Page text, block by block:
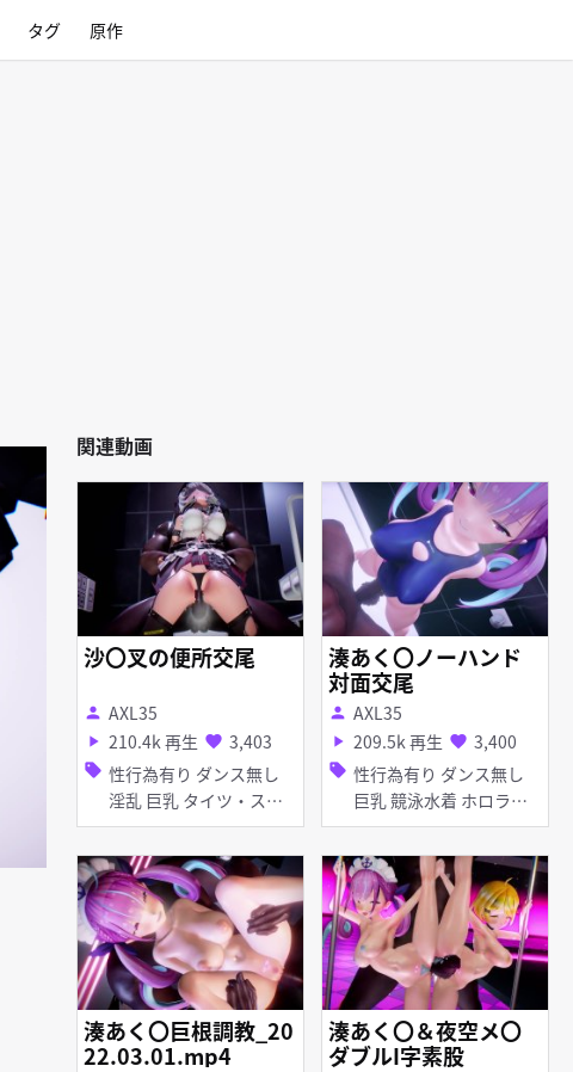
タグ 原作
関連動画
沙〇叉の便所交尾
person AXL35
play_arrow 210.4k 再生 favorite 3,403
sell 性行為有り ダンス無し
淫乱 巨乳 タイツ・スト
ッキング ホロライブ
湊あく〇ノーハンド
対面交尾
person AXL35
play_arrow 209.5k 再生 favorite 3,400
sell 性行為有り ダンス無し
巨乳 競泳水着 ホロライ
ブ
湊あく〇巨根調教_20
22.03.01.mp4
湊あく〇＆夜空メ〇
ダブルI字素股